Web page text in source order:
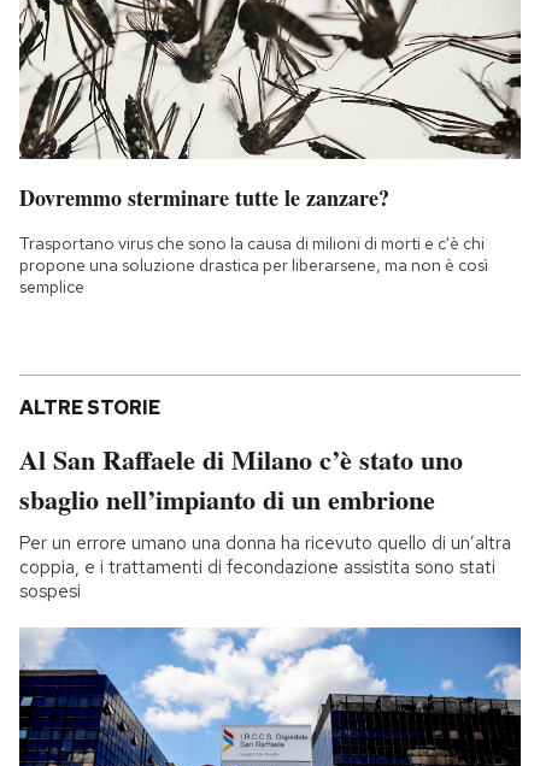
Dovremmo sterminare tutte le zanzare?
Trasportano virus che sono la causa di milioni di morti e c'è chi
propone una soluzione drastica per liberarsene, ma non è così
semplice
ALTRE STORIE
Al San Raffaele di Milano c’è stato uno
sbaglio nell’impianto di un embrione
Per un errore umano una donna ha ricevuto quello di un’altra
coppia, e i trattamenti di fecondazione assistita sono stati
sospesi